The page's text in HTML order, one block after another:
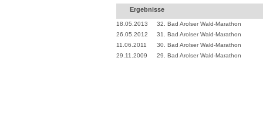
Ergebnisse
18.05.2013
32. Bad Arolser Wald-Marathon
26.05.2012
31. Bad Arolser Wald-Marathon
11.06.2011
30. Bad Arolser Wald-Marathon
29.11.2009
29. Bad Arolser Wald-Marathon